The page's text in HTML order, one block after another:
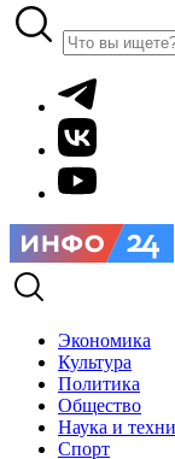
Экономика
Культура
Политика
Общество
Наука и
Спорт